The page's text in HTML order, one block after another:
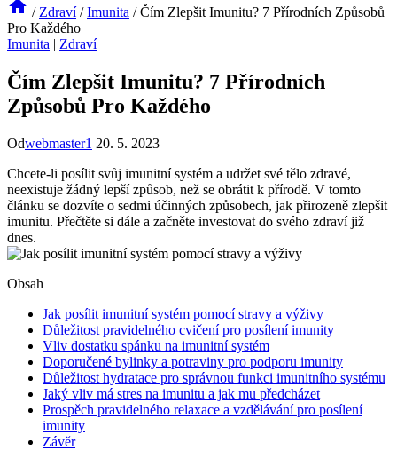
/ Zdraví / Imunita / Čím Zlepšit Imunitu? 7 Přírodních Způsobů
Pro Každého
Imunita | Zdraví
Čím Zlepšit Imunitu? 7 Přírodních
Způsobů Pro Každého
Odwebmaster1 20. 5. 2023
Chcete-li posílit svůj imunitní systém a udržet své tělo zdravé,
neexistuje žádný lepší způsob, než se obrátit k přírodě. V tomto
článku se dozvíte o sedmi účinných způsobech, jak přirozeně zlepšit
imunitu. Přečtěte si dále a začněte investovat do svého zdraví již
dnes.
Obsah
Jak posílit imunitní systém pomocí stravy a výživy
Důležitost pravidelného cvičení pro posílení imunity
Vliv dostatku spánku na imunitní systém
Doporučené bylinky a potraviny pro podporu imunity
Důležitost hydratace pro správnou funkci imunitního systému
Jaký vliv má stres na imunitu a jak mu předcházet
Prospěch pravidelného relaxace a vzdělávání pro posílení
imunity
Závěr